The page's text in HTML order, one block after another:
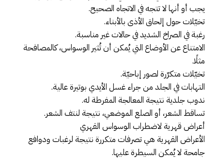
يجب أو أنها لا تتجه في الاتجاه الصحيح.
تخيّلات حول إلحاق الأذى بالأبناء.
رغبة في الصراخ الشديد في حالات غير مناسبة.
الامتناع عن الأوضاع التي يُمكن أن تُثير الوسواس، كالمصافحة
مثلًا.
تخيّلات متكرّرة لصور إباحيّة.
التهابات في الجلد من جراء غسل الأيدي بوتيرة عالية.
ندوب جلدية نتيجة المعالجة المفرطة له.
تساقط الشعر، أو الصلع الموضعي، نتيجة لنتف الشعر.
أعراض قهرية لاضطراب الوسواس القهري
الأعراض القهرية هي تصرفات متكررة نتيجة لرغبات ودوافع
جامحة لا يُمكن السيطرة عليها.